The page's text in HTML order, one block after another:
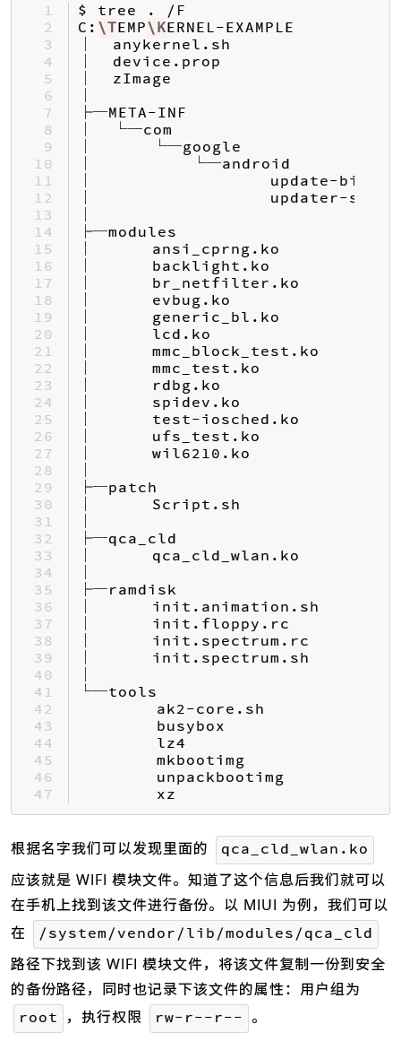
1
2
C: \TEMP\K
3
4
5
6
7
8
9
10
11
12
13
14
15
16
17
18
19
20
21
22
23
24
25
26
27
28
29
30
31
32
33
34
35
36
37
38
39
40
41
42
43
44
45
46
47
        xz
根据名字我们可以发现里面的 qca_cld_wlan.ko
应该就是 WIFI 模块文件。知道了这个信息后我们就可以
在手机上找到该文件进行备份。以 MIUI 为例，我们可以
在
/system/vendor/lib/modules/qca_cld
路径下找到该 WIFI 模块文件，将该文件复制一份到安全
的备份路径，同时也记录下该文件的属性：用户组为
root ，执行权限 rw-r--r-- 。